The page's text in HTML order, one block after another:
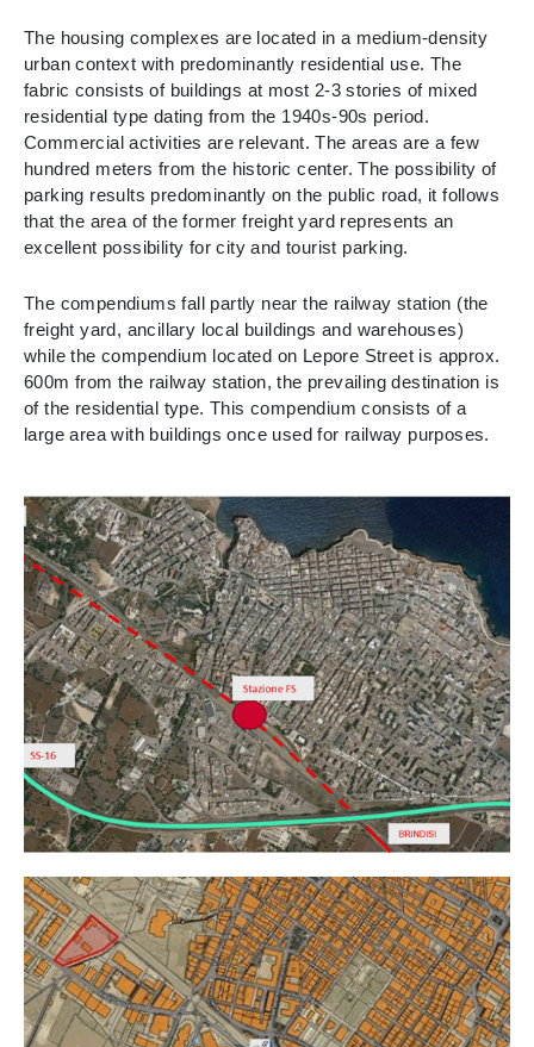
The housing complexes are located in a medium-density
urban context with predominantly residential use. The
fabric consists of buildings at most 2-3 stories of mixed
residential type dating from the 1940s-90s period.
Commercial activities are relevant. The areas are a few
hundred meters from the historic center. The possibility of
parking results predominantly on the public road, it follows
that the area of the former freight yard represents an
excellent possibility for city and tourist parking.
The compendiums fall partly near the railway station (the
freight yard, ancillary local buildings and warehouses)
while the compendium located on Lepore Street is approx.
600m from the railway station, the prevailing destination is
of the residential type. This compendium consists of a
large area with buildings once used for railway purposes.